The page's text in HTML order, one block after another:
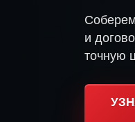
и
точную